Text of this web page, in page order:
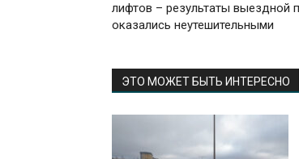
лифтов – результаты выездной
оказались неутешительными
ЭТО МОЖЕТ БЫТЬ ИНТЕРЕСНО